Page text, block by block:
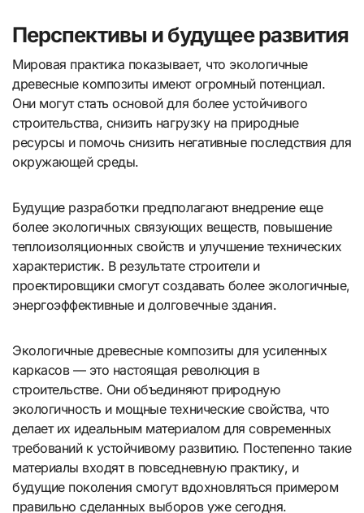
Перспективы и будущее развития
Мировая практика показывает, что экологичные
древесные композиты имеют огромный потенциал.
Они могут стать основой для более устойчивого
строительства, снизить нагрузку на природные
ресурсы и помочь снизить негативные последствия для
окружающей среды.
Будущие разработки предполагают внедрение еще
более экологичных связующих веществ, повышение
теплоизоляционных свойств и улучшение технических
характеристик. В результате строители и
проектировщики смогут создавать более экологичные,
энергоэффективные и долговечные здания.
Экологичные древесные композиты для усиленных
каркасов — это настоящая революция в
строительстве. Они объединяют природную
экологичность и мощные технические свойства, что
делает их идеальным материалом для современных
требований к устойчивому развитию. Постепенно такие
материалы входят в повседневную практику, и
будущие поколения смогут вдохновляться примером
правильно сделанных выборов уже сегодня.